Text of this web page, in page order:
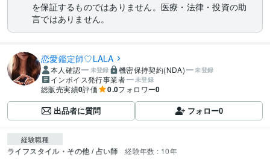
を保証するものではありません。医療・法律・投資の助
言ではありません。
恋愛鑑定師♡LALA
本人確認 未登録 機密保持契約(NDA) 未登録
インボイス発行事業者 未登録
総販売実績0評価 0.0フォロワー0
出品者に質問 フォロー0
経験職種
ライフスタイル・その他 / 占い師 経験年数 : 10年